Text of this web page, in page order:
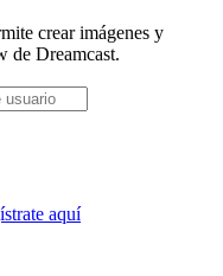
crear imágenes y
de Dreamcast.
aquí